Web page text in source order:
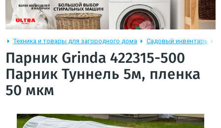
Техника и товары для загородного дома Садовый инвентарь
Парник Grinda 422315-500
Парник Туннель 5м, пленка
50 мкм